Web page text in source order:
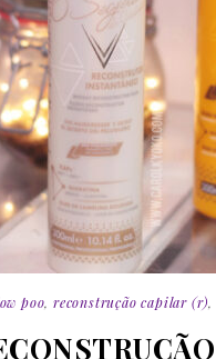
poo, reconstrução capilar (r),